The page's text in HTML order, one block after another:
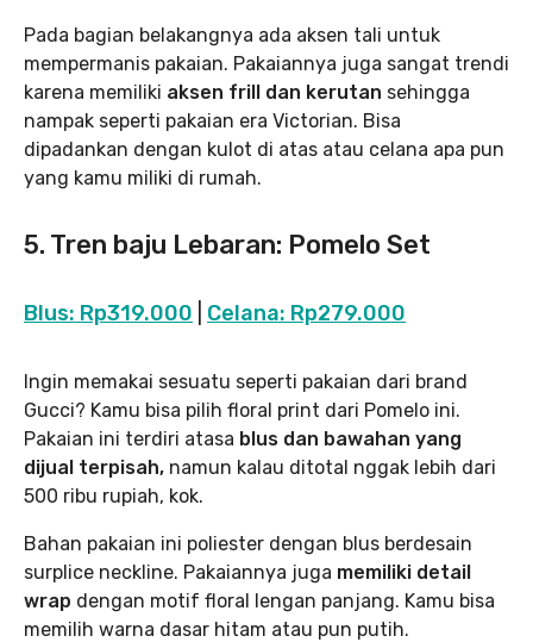
Pada bagian belakangnya ada aksen tali untuk
mempermanis pakaian. Pakaiannya juga sangat trendi
karena memiliki aksen frill dan kerutan sehingga
nampak seperti pakaian era Victorian. Bisa
dipadankan dengan kulot di atas atau celana apa pun
yang kamu miliki di rumah.
5. Tren baju Lebaran: Pomelo Set
Blus: Rp319.000 Celana: Rp279.000
Ingin memakai sesuatu seperti pakaian dari brand
Gucci? Kamu bisa pilih floral print dari Pomelo ini.
Pakaian ini terdiri atasa blus dan bawahan yang
dijual terpisah, namun kalau ditotal nggak lebih dari
500 ribu rupiah, kok.
Bahan pakaian ini poliester dengan blus berdesain
surplice neckline. Pakaiannya juga memiliki detail
wrap dengan motif floral lengan panjang. Kamu bisa
memilih warna dasar hitam atau pun putih.